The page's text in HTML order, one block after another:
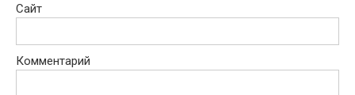
Сайт
Комментарий